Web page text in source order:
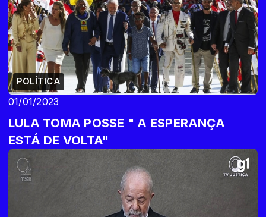
POLÍTICA
01/01/2023
LULA TOMA POSSE " A ESPERANÇA
ESTÁ DE VOLTA"